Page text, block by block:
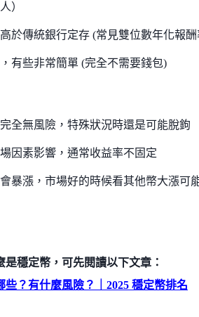
）
於傳統銀行定存 (常見雙位數年化報酬
有些非常簡單 (完全不需要錢包)
全無風險，特殊狀況時還是可能脫鉤
因素影響，通常收益率不固定
暴漲，市場好的時候看其他幣大漲可
穩定幣，可先閱讀以下文章：
些？有什麼風險？｜2025 穩定幣排名